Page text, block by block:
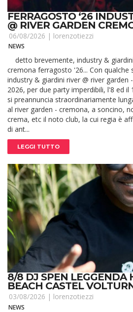
FERRAGOSTO ‘26
@ RIVER GARDEN
06/08/2026 | lorenzotiezzi
NEWS
detto brevemente, industry &
cremona ferragosto '26... Con qualche
industry & giardini river @ river
2026, per due party imperdibili, l'8 ed
si preannuncia straordinariamente
al river garden - cremona, a soncino,
crema, etc il noto club, la cui regia è
di ant...
LEGGI TUTTO
8/8 DJ SPEN LEGGENDA
BEACH CASTEL
03/08/2026 | lorenzotiezzi
NEWS